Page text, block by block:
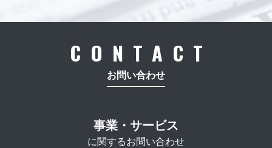
CONTACT
お問い合わせ
事業・サービス
に関するお問い合わせ